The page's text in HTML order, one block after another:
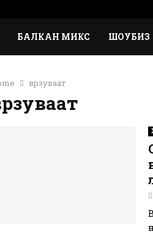
БАЛКАН МИКС ШОУБИЗ
врзуваат